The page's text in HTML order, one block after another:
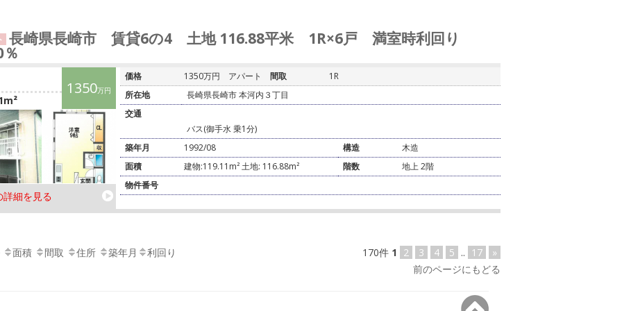
長崎県長崎市 賃貸6の4 土地 116.88平米 1R×6戸 満室時利回り
1350万円
詳細を見る
価格 1350万円 アパート 間取
1R
所在地
長崎県長崎市 本河内３丁目
交通
バス(御手水 乗1分)
築年月
1992/08 構造
木造
面積
建物:119.11m² 土地: 116.88m² 階数
地上 2階
物件番号
面積 間取 住所 築年月 利回り 170件 1 2 3 4 5 .. 17
»
前のページにもどる